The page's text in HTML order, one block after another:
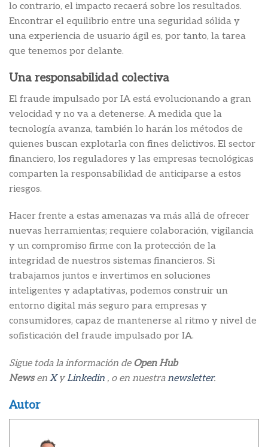
lo contrario, el impacto recaerá sobre los resultados.
Encontrar el equilibrio entre una seguridad sólida y
una experiencia de usuario ágil es, por tanto, la tarea
que tenemos por delante.
Una responsabilidad colectiva
El fraude impulsado por IA está evolucionando a gran
velocidad y no va a detenerse. A medida que la
tecnología avanza, también lo harán los métodos de
quienes buscan explotarla con fines delictivos. El sector
financiero, los reguladores y las empresas tecnológicas
comparten la responsabilidad de anticiparse a estos
riesgos.
Hacer frente a estas amenazas va más allá de ofrecer
nuevas herramientas; requiere colaboración, vigilancia
y un compromiso firme con la protección de la
integridad de nuestros sistemas financieros. Si
trabajamos juntos e invertimos en soluciones
inteligentes y adaptativas, podemos construir un
entorno digital más seguro para empresas y
consumidores, capaz de mantenerse al ritmo y nivel de
sofisticación del fraude impulsado por IA.
Sigue toda la información de Open Hub
Newsen XyLinkedin , o en nuestranewsletter.
Autor